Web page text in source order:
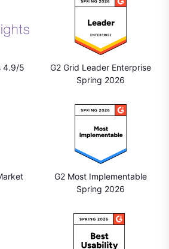
4.9/5
G2 Grid Leader Enterprise
Spring 2026
G2 Most Implementable
Spring 2026